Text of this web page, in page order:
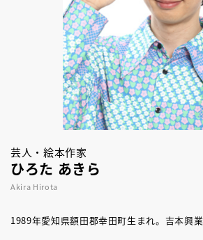
芸人・絵本作家
ひろた あきら
Akira Hirota
1989年愛知県額田郡幸田町生まれ。吉本興業